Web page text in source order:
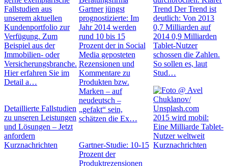
Fallstudien aus
unserem aktuellen
Kundenportfolio zur
Verfügung. Zum
Beispiel aus der
Immobilien- oder
Versicherungsbranche.
Hier erfahren Sie im
Detail a…
Detaillierte Fallstudien
zu unseren Leistungen
und Lösungen – Jetzt
anfordern
Kurznachrichten
Gartner jüngst
prognostizierte: Im
Jahr 2014 werden
rund 10 bis 15
Prozent der in Social
Media geposteten
Rezensionen und
Kommentare zu
Produkten bzw.
Marken – auf
neudeutsch –
„gefakt“ sein,
schätzen die Ex…
Gartner-Studie: 10-15
Prozent der
Produktrezensionen
Trend Der Trend ist
deutlich: Von 2013
0,7 Milliarden auf
2014 0,9 Milliarden
Tablet-Nutzer
schossen die Zahlen.
So sollen es, laut
Stud…
2015 wird mobil:
Eine Milliarde Tablet-
Nutzer weltweit
Kurznachrichten